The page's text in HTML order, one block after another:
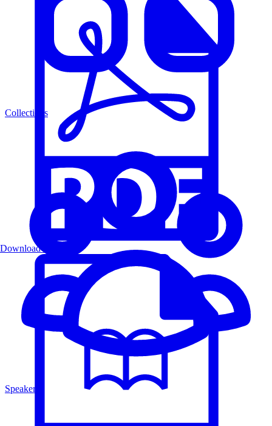
Collections
Speakers
Download PDF